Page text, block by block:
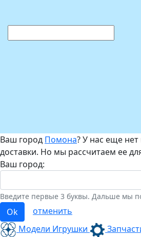
Ваш город Помона? У нас еще
доставки. Но мы рассчитаем ее
Ваш город:
Введите первые 3 буквы. Дальше мы
Ok
отменить
Модели Игрушки